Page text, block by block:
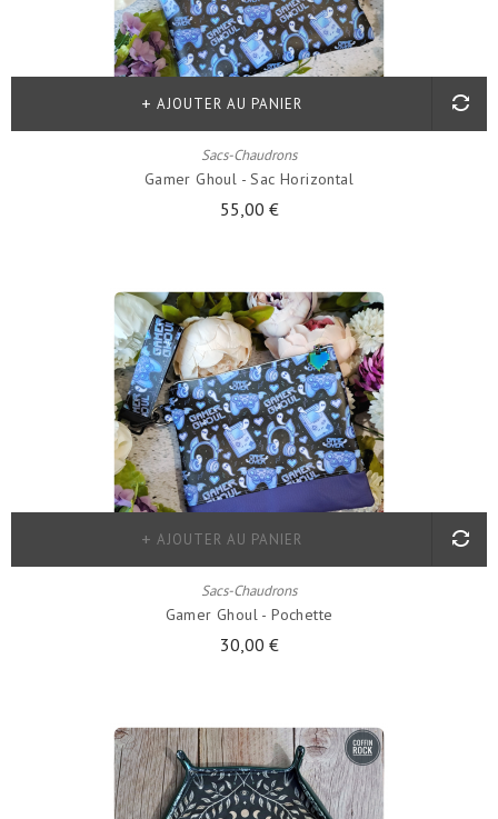
Sacs-Chaudrons
Gamer Ghoul - Sac Horizontal
55,00 €
AJOUTER AU PANIER
Sacs-Chaudrons
Gamer Ghoul - Pochette
30,00 €
AJOUTER AU PANIER